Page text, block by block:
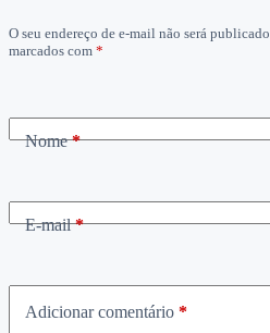
O seu endereço de e-mail não será publicado.
marcados com *
Nome*
E-mail*
Adicionar comentário *